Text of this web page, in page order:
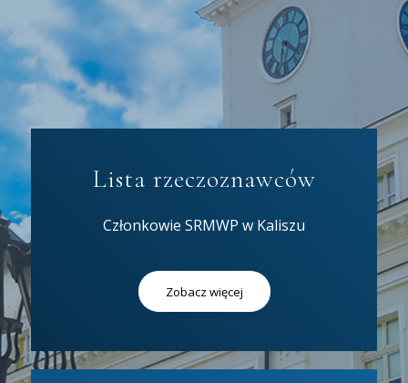
Lista rzeczoznawców
Członkowie SRMWP w Kaliszu
Zobacz więcej